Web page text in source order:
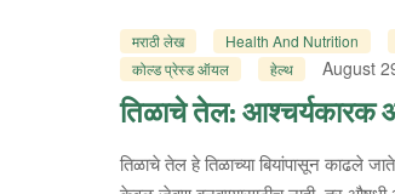
मराठी लेख Health And Nutrition
कोल्ड प्रेस्ड ऑयल
हेल्थ August
तिळाचे तेल: आश्चर्यकारक
तिळाचे तेल हे तिळाच्या बियांपासून काढले